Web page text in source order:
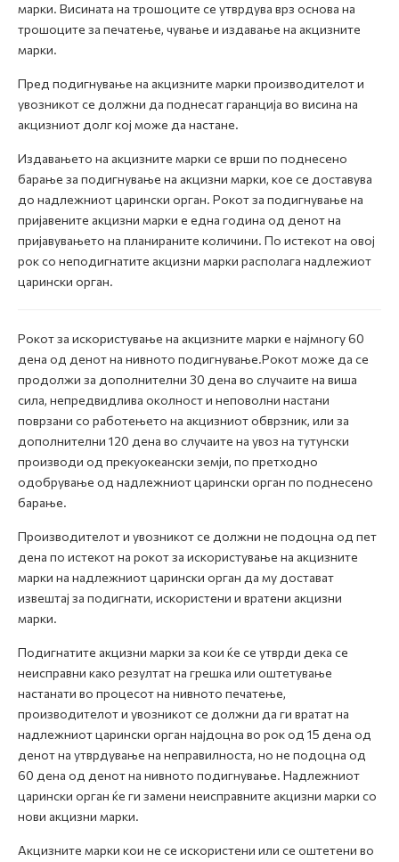
марки. Висината на трошоците се утврдува врз основа на
трошоците за печатење, чување и издавање на акцизните
марки.
Пред подигнување на акцизните марки производителот и
увозникот се должни да поднесат гаранција во висина на
акцизниот долг кој може да настане.
Издавањето на акцизните марки се врши по поднесено
барање за подигнување на акцизни марки, кое се доставува
до надлежниот царински орган. Рокот за подигнување на
пријавените акцизни марки е една година од денот на
пријавувањето на планираните количини. По истекот на овој
рок со неподигнатите акцизни марки располага надлежиот
царински орган.
Рокот за искористување на акцизните марки е најмногу 60
дена од денот на нивното подигнување.Рокот може да се
продолжи за дополнителни 30 дена во случаите на виша
сила, непредвидлива околност и неповолни настани
поврзани со работењето на акцизниот обврзник, или за
дополнителни 120 дена во случаите на увоз на тутунски
производи од прекуокеански земји, по претходно
одобрување од надлежниот царински орган по поднесено
барање.
Производителот и увозникот се должни не подоцна од пет
дена по истекот на рокот за искористување на акцизните
марки на надлежниот царински орган да му достават
извештај за подигнати, искористени и вратени акцизни
марки.
Подигнатите акцизни марки за кои ќе се утврди дека се
неисправни како резултат на грешка или оштетување
настанати во процесот на нивното печатење,
производителот и увозникот се должни да ги вратат на
надлежниот царински орган најдоцна во рок од 15 дена од
денот на утврдување на неправилноста, но не подоцна од
60 дена од денот на нивното подигнување. Надлежниот
царински орган ќе ги замени неисправните акцизни марки со
нови акцизни марки.
Акцизните марки кои не се искористени или се оштетени во